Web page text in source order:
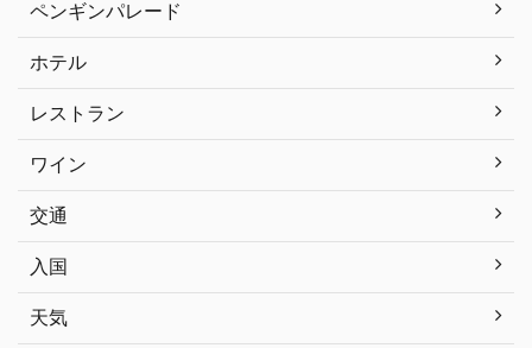
ペンギンパレード
ホテル
レストラン
ワイン
交通
入国
天気